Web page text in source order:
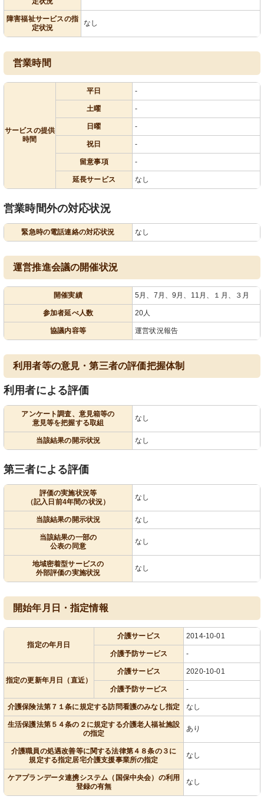
障害福祉サービスの指
定状況
なし
営業時間
サービスの提供
時間
平日 -
土曜 -
日曜 -
祝日 -
留意事項 -
延長サービス なし
営業時間外の対応状況
緊急時の電話連絡の対応状況 なし
運営推進会議の開催状況
開催実績 5月、7月、9月、11月、１月、３月
参加者延べ人数 20人
協議内容等 運営状況報告
利用者等の意見・第三者の評価把握体制
利用者による評価
アンケート調査、意見箱等の
意見等を把握する取組
なし
当該結果の開示状況 なし
第三者による評価
評価の実施状況等
（記入日前4年間の状況）
なし
当該結果の開示状況 なし
当該結果の一部の
公表の同意
なし
地域密着型サービスの
外部評価の実施状況
なし
開始年月日・指定情報
指定の年月日
介護サービス 2014-10-01
介護予防サービス -
指定の更新年月日（直近）
介護サービス 2020-10-01
介護予防サービス -
介護保険法第７１条に規定する訪問看護のみなし指定 なし
生活保護法第５４条の２に規定する介護老人福祉施設
の指定
あり
介護職員の処遇改善等に関する法律第４８条の３に
規定する指定居宅介護支援事業所の指定
なし
ケアプランデータ連携システム（国保中央会）の利用
登録の有無
なし